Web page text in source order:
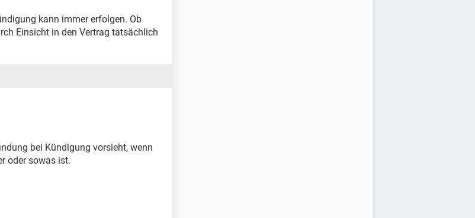
kann immer erfolgen. Ob
Einsicht in den Vertrag tatsächlich
bei Kündigung vorsieht, wenn
oder sowas ist.